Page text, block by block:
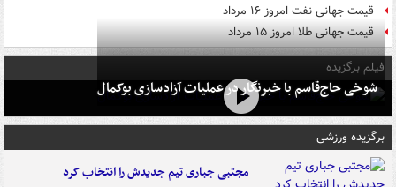
قیمت جهانی نفت امروز ۱۶ مرداد
قیمت جهانی طلا امروز ۱۵ مرداد
فیلم برگزیده
شوخی حاج‌قاسم با خبرنگار در عملیات آزادسازی بوکمال
برگزیده ورزشی
مجتبی جباری تیم جدیدش را انتخاب کرد